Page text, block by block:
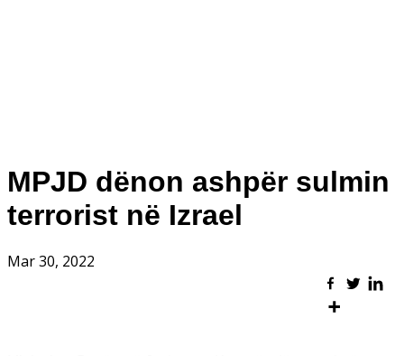
MPJD dënon ashpër sulmin
terrorist në Izrael
Mar 30, 2022